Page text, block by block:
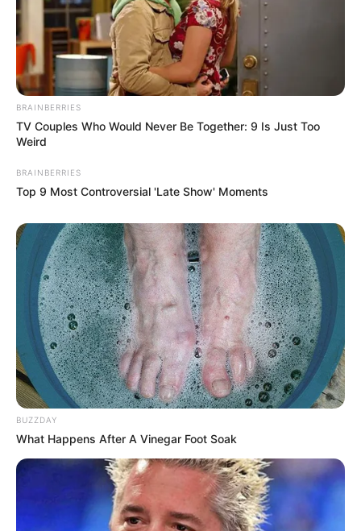
ΤΑΥΤΟΤΗΤΑ ΚΑΙ ΕΠΙΚΟΙΝΩΝΙΑ ΟΡΟΙ ΧΡΗΣΗΣ
© 2025 EVIANEWS του Γιώργου Κουτσελίνη
BRAINBERRIES
TV Couples Who Would Never Be Together: 9 Is Just Too
Weird
BRAINBERRIES
Top 9 Most Controversial 'Late Show' Moments
BUZZDAY
What Happens After A Vinegar Foot Soak